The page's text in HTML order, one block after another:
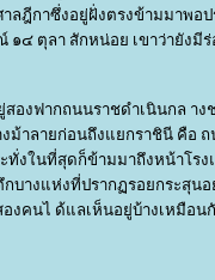
ลฎีกาซึ่งอยู่ฝั่งตรงข้ามมาพอ
๑๔ ตุลา สักหน่อย เขาว่ายังมี
องฟากถนนราชดำเนินกล าง
ม้าลายก่อนถึงแยกราชินี คือ
งในที่สุดก็ข้ามมาถึงหน้าโร
กบางแห่งที่ปรากฏรอยกระสุ
งคนไ ด้แลเห็นอยู่บ้างเหมือน